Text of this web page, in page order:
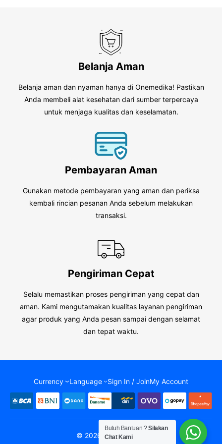
Belanja Aman
Belanja aman dan nyaman hanya di Onemedika! Pastikan
Anda membeli alat kesehatan dari sumber terpercaya
untuk menjaga kualitas dan keselamatan.
Pembayaran Aman
Gunakan metode pembayaran yang aman dan periksa
kembali rincian pesanan Anda sebelum melakukan
transaksi.
Pengiriman Cepat
Selalu memastikan proses pengiriman yang cepat dan
aman. Kami mengutamakan kualitas layanan pengiriman
agar produk yang Anda pesan sampai dengan selamat
dan tepat waktu.
Currency Language Sign In / JoinMy Account
© 2026 - Onemedika
Butuh Bantuan ?Silakan
Chat Kami